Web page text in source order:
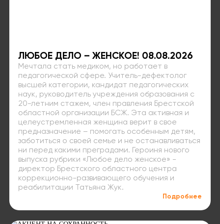
ЛЮБОЕ ДЕЛО – ЖЕНСКОЕ! 08.08.2026
Мечтала стать медиком, но работает в
педагогической сфере. Учитель-дефектолог
высшей категории, кандидат педагогических
наук, руководитель учреждения образования с
20-летним стажем, член правления Брестской
областной организации БСЖ. Эта активная и
целеустремленная женщина верит в свое
предназначение – помогать особенным детям,
заботиться о своей семье и не останавливаться
ни перед какими преградами. Героиня нового
выпуска рубрики «Любое дело женское» -
директор Брестского областного центра
коррекционно-развивающего обучения и
реабилитации Татьяна Жук.
Подробнее